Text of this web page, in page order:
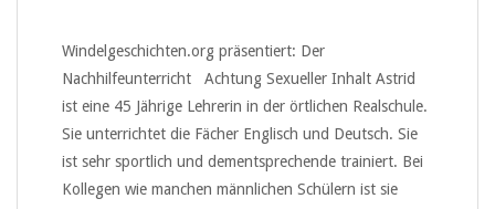
Windelgeschichten.org präsentiert: Der
Nachhilfeunterricht Achtung Sexueller Inhalt Astrid
ist eine 45 Jährige Lehrerin in der örtlichen Realschule.
Sie unterrichtet die Fächer Englisch und Deutsch. Sie
ist sehr sportlich und dementsprechende trainiert. Bei
Kollegen wie manchen männlichen Schülern ist sie